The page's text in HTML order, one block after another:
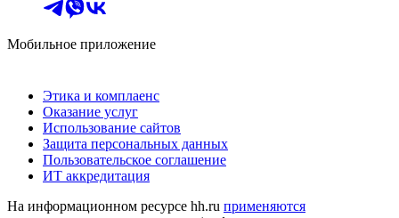
Мобильное приложение
Этика и комплаенс
Оказание услуг
Использование сайтов
Защита персональных данных
Пользовательское соглашение
ИТ аккредитация
На информационном ресурсе hh.ru применяются